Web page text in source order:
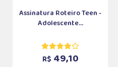
Assinatura Roteiro Teen -
Adolescente...
R$ 49,10